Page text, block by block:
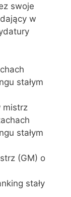
swoje
w
stałym
mistrz
stałym
(GM) o
stały